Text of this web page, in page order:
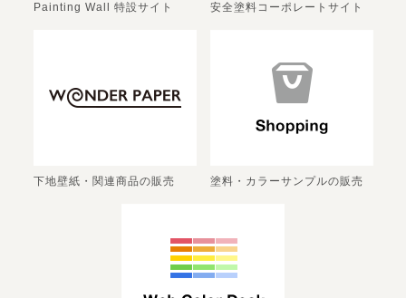
Painting Wall 特設サイト 安全塗料コーポレートサイト
下地壁紙・関連商品の販売 塗料・カラーサンプルの販売